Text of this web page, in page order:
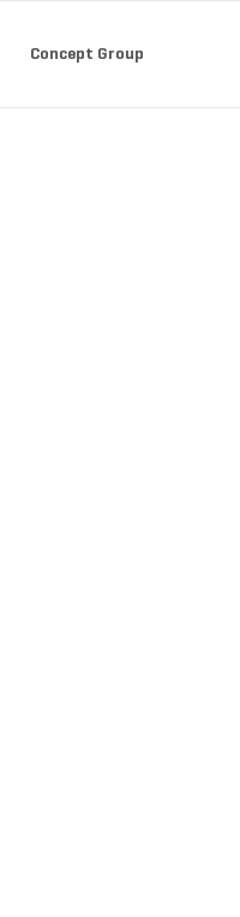
Concept Group